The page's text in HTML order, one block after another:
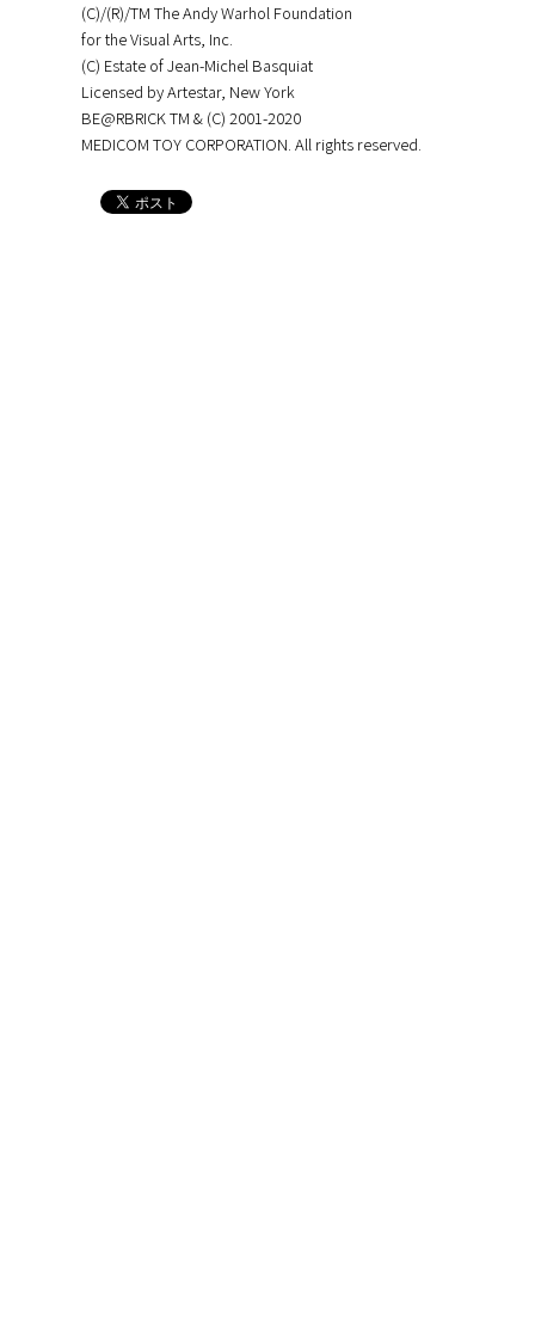
(C)/(R)/TM The Andy Warhol Foundation
for the Visual Arts, Inc.
(C) Estate of Jean-Michel Basquiat
Licensed by Artestar, New York
BE@RBRICK TM & (C) 2001-2020
MEDICOM TOY CORPORATION. All rights reserved.